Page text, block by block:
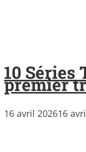
10 Séries
premier
16 avril 202616